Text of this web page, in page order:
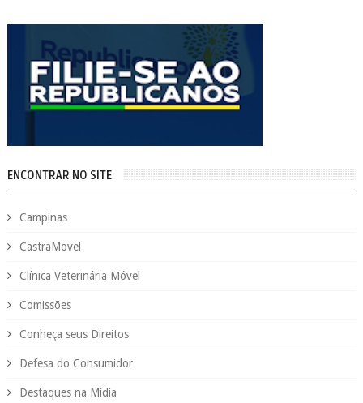
ENCONTRAR NO SITE
Campinas
CastraMovel
Clínica Veterinária Móvel
Comissões
Conheça seus Direitos
Defesa do Consumidor
Destaques na Mídia